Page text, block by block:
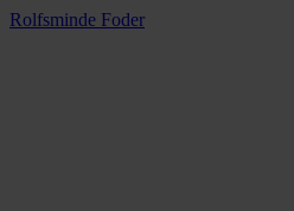
Rolfsminde Foder